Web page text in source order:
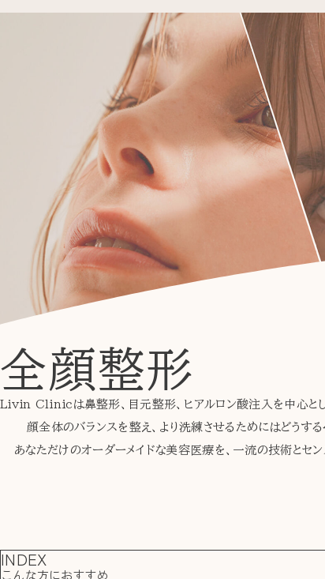
全顔整形
Livin Clinicは鼻整形、目元整形、ヒアルロン酸注入を中心と
顔全体のバランスを整え、より洗練させるためにはどうする
あなただけのオーダーメイドな美容医療を、一流の技術とセ
INDEX
こんな方におすすめ